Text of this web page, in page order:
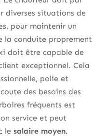
diverses situations de
pour maintenir un
la conduite proprement
doit être capable de
exceptionnel. Cela
polie et
des besoins des
fréquents est
service et peut
le salaire moyen.